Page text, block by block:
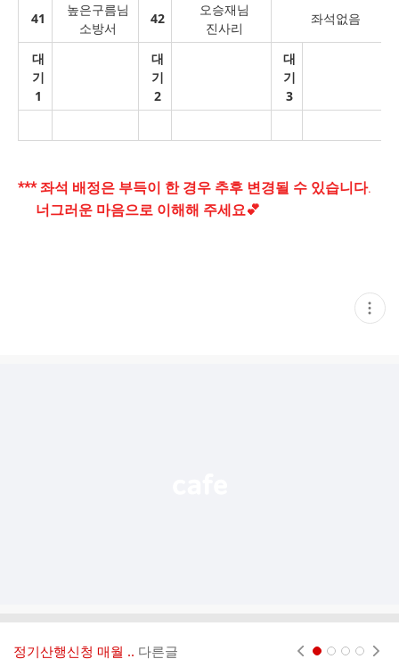
41
높은구름님
소방서
42
오승재님
진사리
좌석없음
대
기
1
대
기
2
대
기
3
*** 좌석 배정은 부득이 한 경우 추후 변경될 수 있습니다.
너그러운 마음으로 이해해 주세요💕
현
재
정기산행신청 매월 .. 다른글